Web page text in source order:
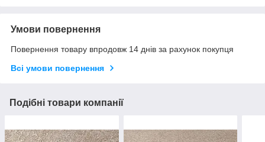
Умови повернення
Повернення товару впродовж 14 днів за рахунок покупця
Всі умови повернення
Подібні товари компанії